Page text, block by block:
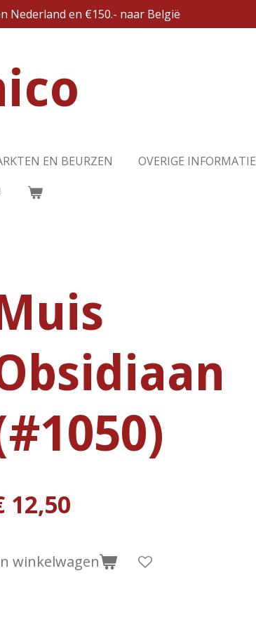
Nederland en €150.- naar België
EN BEURZEN
OVERIGE INFORMATIE
12,50
winkelwagen